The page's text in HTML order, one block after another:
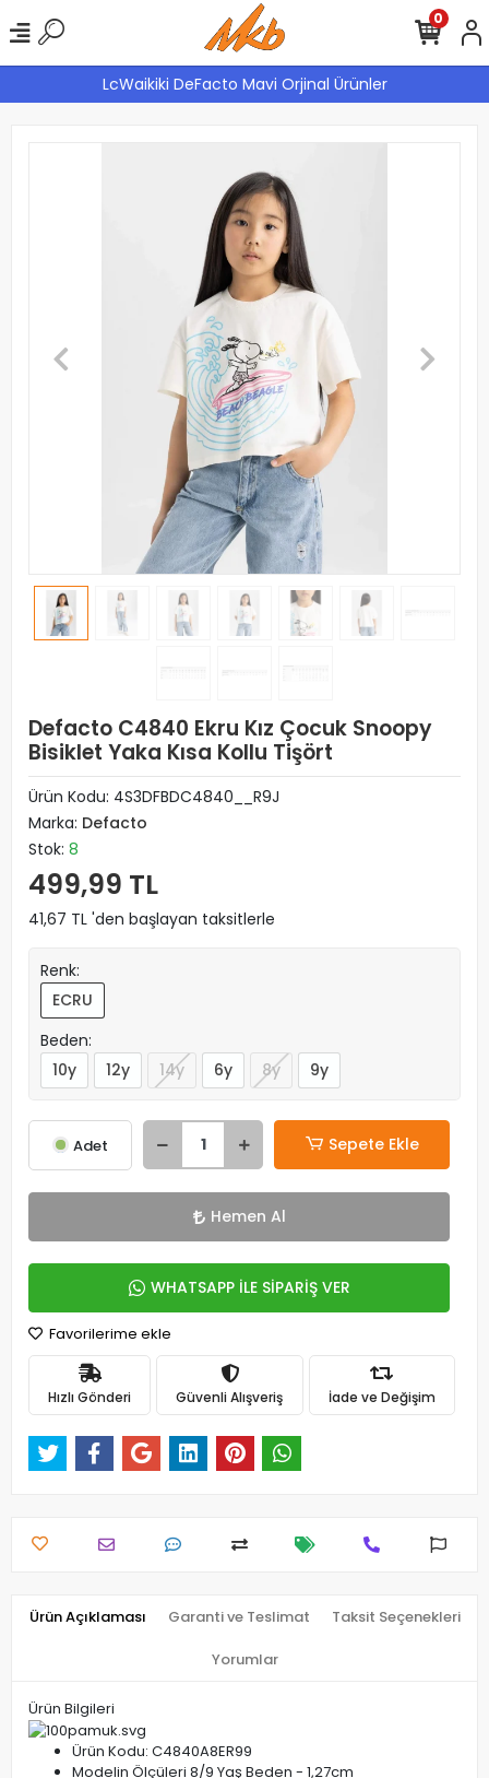
LcWaikiki DeFacto Mavi Orjinal Ürünler
0
Defacto C4840 Ekru Kız Çocuk Snoopy
Bisiklet Yaka Kısa Kollu Tişört
Ürün Kodu: 4S3DFBDC4840__R9J
Marka: Defacto
Stok: 8
499,99 TL
41,67 TL 'den başlayan taksitlerle
Renk:
ECRU
Beden:
10y
12y 14y 6y 8y 9y
Adet Sepete Ekle
Hemen Al
WHATSAPP İLE SİPARİŞ VER
Favorilerime ekle
Hızlı Gönderi Güvenli Alışveriş İade ve Değişim
Ürün Açıklaması Garanti ve Teslimat Taksit Seçenekleri
Yorumlar
Ürün Bilgileri
Ürün Kodu: C4840A8ER99
Modelin Ölçüleri 8/9 Yaş Beden - 1,27cm